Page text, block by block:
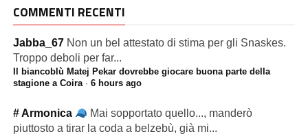
COMMENTI RECENTI
Jabba_67 Non un bel attestato di stima per gli Snaskes.
Troppo deboli per far...
Il biancoblù Matej Pekar dovrebbe giocare buona parte della
stagione a Coira· 6 hours ago
# Armonica
Mai sopportato quello..., manderò
piuttosto a tirar la coda a belzebù, già mi...